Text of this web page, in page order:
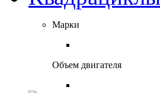
Марки
Объем двигателя